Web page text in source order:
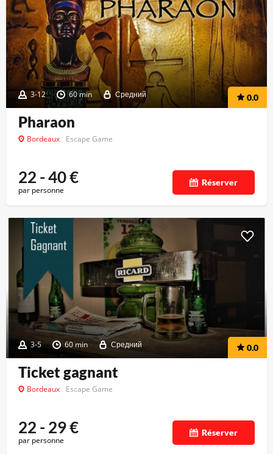
3-12 60 min Средний 0.0
Pharaon
Bordeaux Escape Game
22 - 40€
par personne
Réserver
3-5 60 min Средний 0.0
Ticket gagnant
Bordeaux Escape Game
22 - 29€
par personne
Réserver